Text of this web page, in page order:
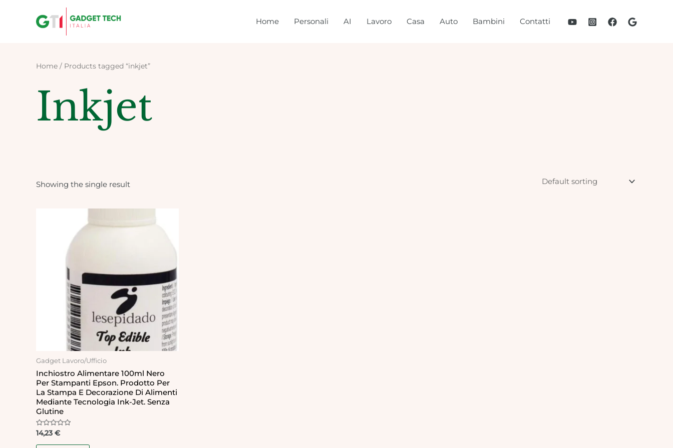
Home Personali AI Lavoro Casa Auto Bambini Contatti
Home / Products tagged “inkjet”
Inkjet
Showing the single result
Gadget Lavoro/Ufficio
Inchiostro Alimentare 100ml Nero
Per Stampanti Epson. Prodotto Per
La Stampa E Decorazione Di Alimenti
Mediante Tecnologia Ink-Jet. Senza
Glutine
Rated
out
14,23 €